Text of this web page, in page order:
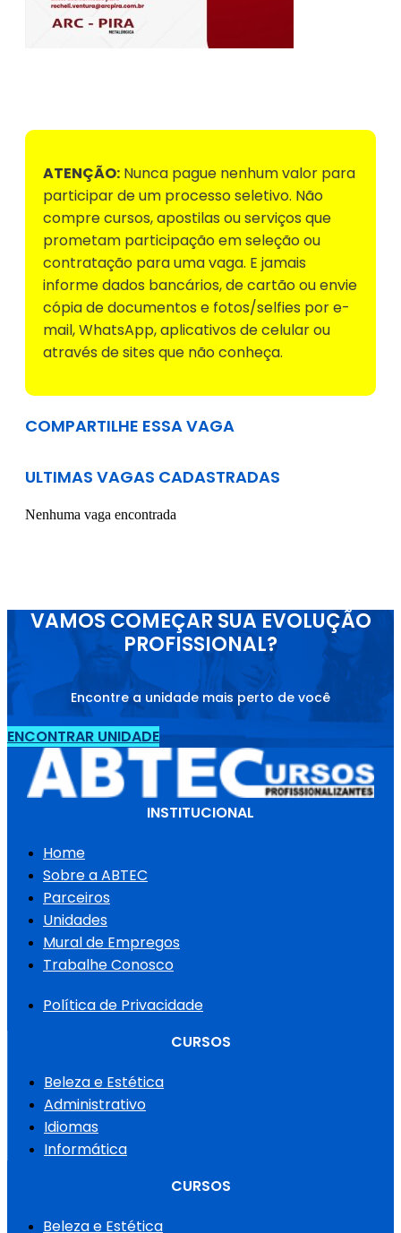
ATENÇÃO: Nunca pague nenhum valor para
participar de um processo seletivo. Não
compre cursos, apostilas ou serviços que
prometam participação em seleção ou
contratação para uma vaga. E jamais
informe dados bancários, de cartão ou envie
cópia de documentos e fotos/selfies por e-
mail, WhatsApp, aplicativos de celular ou
através de sites que não conheça.
COMPARTILHE ESSA VAGA
ULTIMAS VAGAS CADASTRADAS
Nenhuma vaga encontrada
VAMOS COMEÇAR SUA EVOLUÇÃO
PROFISSIONAL?
Encontre a unidade mais perto de você
ENCONTRAR UNIDADE
INSTITUCIONAL
Home
Sobre a ABTEC
Parceiros
Unidades
Mural de Empregos
Trabalhe Conosco
Política de Privacidade
CURSOS
Beleza e Estética
Administrativo
Idiomas
Informática
CURSOS
Beleza e Estética